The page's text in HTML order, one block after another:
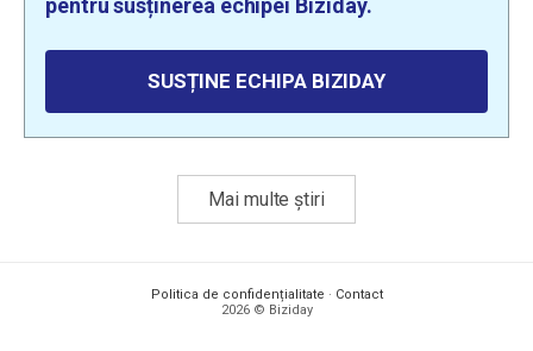
pentru susținerea echipei Biziday.
SUSȚINE ECHIPA BIZIDAY
Mai multe știri
Politica de confidențialitate · Contact
2026 © Biziday